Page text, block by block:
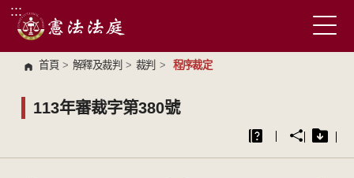
跳到主要內容區塊
:::
首頁 > 解釋及裁判 > 裁判 > 程序裁定
113年審裁字第380號